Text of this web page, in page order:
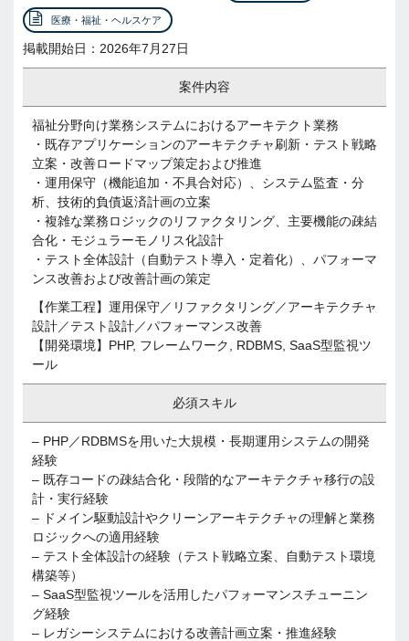
医療・福祉・ヘルスケア
掲載開始日：2026年7月27日
案件内容
福祉分野向け業務システムにおけるアーキテクト業務
・既存アプリケーションのアーキテクチャ刷新・テスト戦略
立案・改善ロードマップ策定および推進
・運用保守（機能追加・不具合対応）、システム監査・分
析、技術的負債返済計画の立案
・複雑な業務ロジックのリファクタリング、主要機能の疎結
合化・モジュラーモノリス化設計
・テスト全体設計（自動テスト導入・定着化）、パフォーマ
ンス改善および改善計画の策定
【作業工程】運用保守／リファクタリング／アーキテクチャ
設計／テスト設計／パフォーマンス改善
【開発環境】PHP, フレームワーク, RDBMS, SaaS型監視ツ
ール
必須スキル
– PHP／RDBMSを用いた大規模・長期運用システムの開発
経験
– 既存コードの疎結合化・段階的なアーキテクチャ移行の設
計・実行経験
– ドメイン駆動設計やクリーンアーキテクチャの理解と業務
ロジックへの適用経験
– テスト全体設計の経験（テスト戦略立案、自動テスト環境
構築等）
– SaaS型監視ツールを活用したパフォーマンスチューニン
グ経験
– レガシーシステムにおける改善計画立案・推進経験